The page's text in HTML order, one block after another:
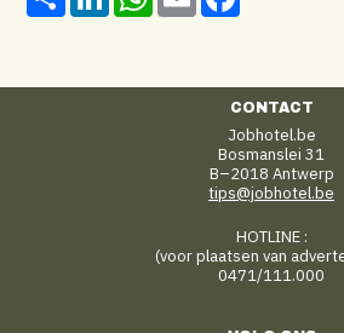
CONTACT
Jobhotel.be
Bosmanslei 31
B–2018 Antwerp
tips@jobhotel.be
HOTLINE :
(voor plaatsen van
0471/111.000